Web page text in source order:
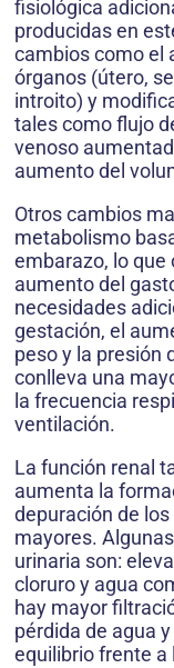
fisiológica
producidas en
cambios como el
órganos (útero,
introito) y
tales como flujo
venoso
aumento del
Otros cambios
metabolismo
embarazo, lo que
aumento del
necesidades
gestación, el
peso y la presión
conlleva una
la frecuencia
ventilación.
La función renal
aumenta la
depuración de
mayores.
urinaria son:
cloruro y agua
hay mayor
pérdida de agua
equilibrio frente a